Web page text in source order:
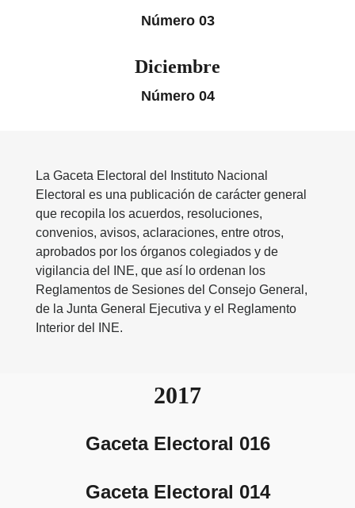
Número 03
Diciembre
Número 04
La Gaceta Electoral del Instituto Nacional
Electoral es una publicación de carácter general
que recopila los acuerdos, resoluciones,
convenios, avisos, aclaraciones, entre otros,
aprobados por los órganos colegiados y de
vigilancia del INE, que así lo ordenan los
Reglamentos de Sesiones del Consejo General,
de la Junta General Ejecutiva y el Reglamento
Interior del INE.
2017
Gaceta Electoral 016
Gaceta Electoral 014